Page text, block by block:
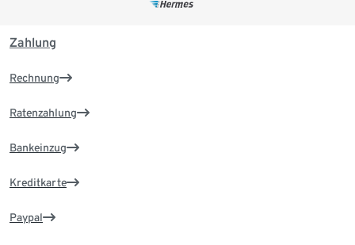
Zahlung
Rechnung
Ratenzahlung
Bankeinzug
Kreditkarte
Paypal